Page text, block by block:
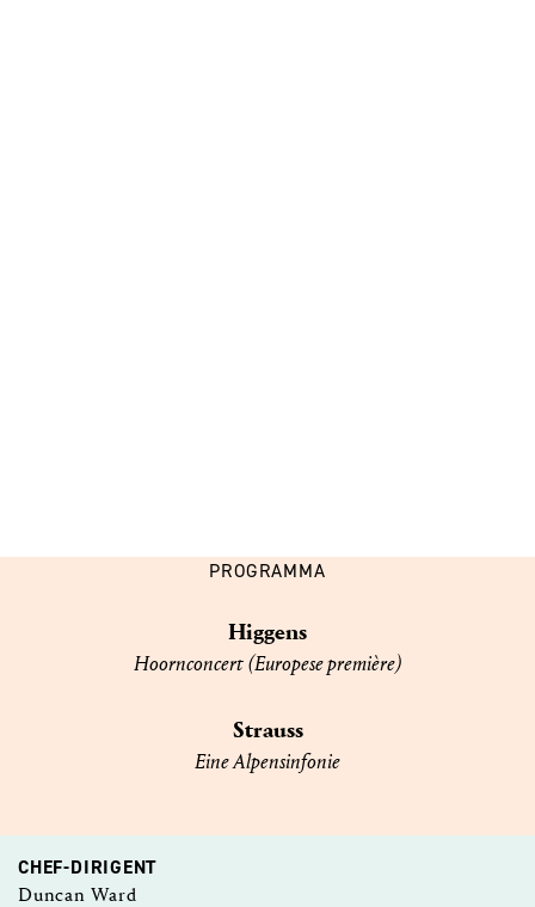
PROGRAMMA
Higgens
Hoornconcert (Europese première)
Strauss
Eine Alpensinfonie
CHEF-DIRIGENT
Duncan Ward